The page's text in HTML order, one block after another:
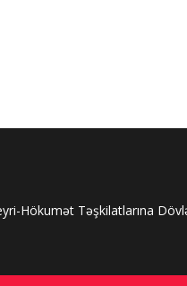
Hökumət Təşkilatlarına